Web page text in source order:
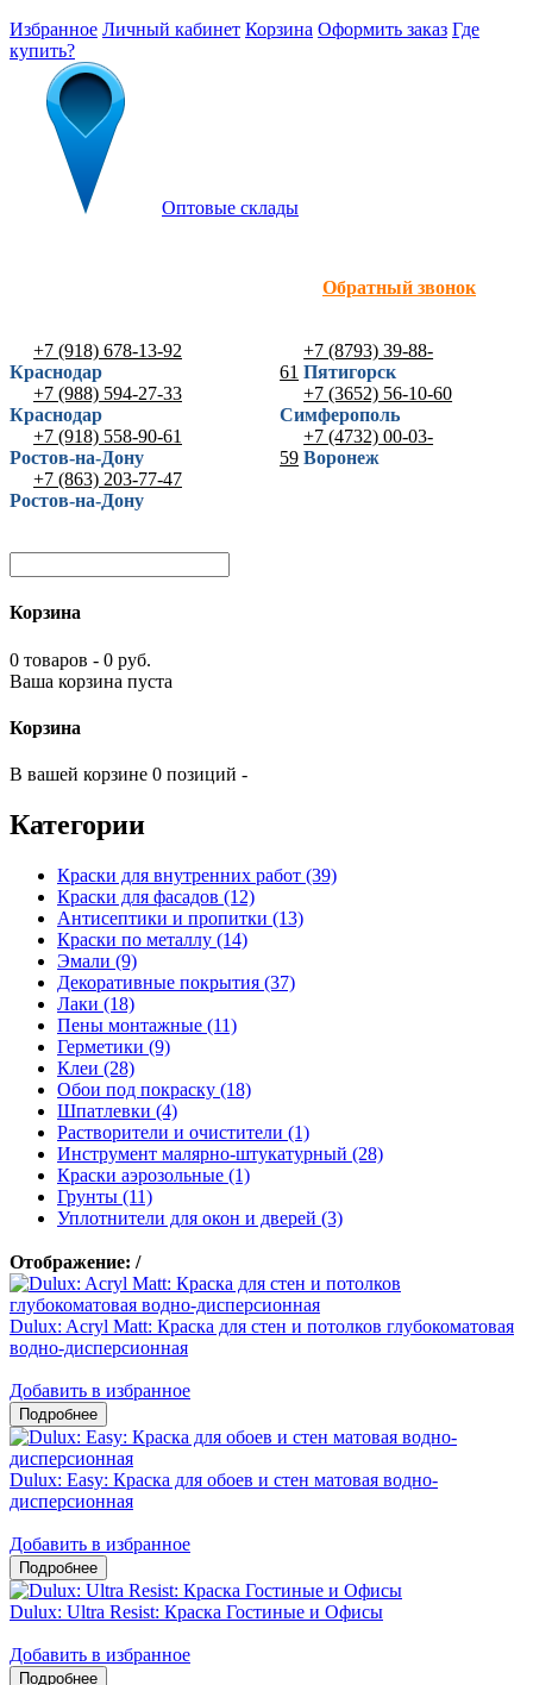
Избранное Личный кабинет Корзина Оформить заказ Где
купить?
Оптовые склады
Обратный звонок
+7 (918) 678-13-92
Краснодар
+7 (988) 594-27-33
Краснодар
+7 (918) 558-90-61
Ростов-на-Дону
+7 (863) 203-77-47
Ростов-на-Дону
+7 (8793) 39-88-
61 Пятигорск
+7 (3652) 56-10-60
Симферополь
+7 (4732) 00-03-
59 Воронеж
Корзина
0 товаров - 0 руб.
Ваша корзина пуста
Корзина
В вашей корзине 0 позиций -
Категории
Краски для внутренних работ (39)
Краски для фасадов (12)
Антисептики и пропитки (13)
Краски по металлу (14)
Эмали (9)
Декоративные покрытия (37)
Лаки (18)
Пены монтажные (11)
Герметики (9)
Клеи (28)
Обои под покраску (18)
Шпатлевки (4)
Растворители и очистители (1)
Инструмент малярно-штукатурный (28)
Краски аэрозольные (1)
Грунты (11)
Уплотнители для окон и дверей (3)
Отображение: /
Dulux: Acryl Matt: Краска для стен и потолков глубокоматовая
водно-дисперсионная
Добавить в избранное
Dulux: Easy: Краска для обоев и стен матовая водно-
дисперсионная
Добавить в избранное
Dulux: Ultra Resist: Краска Гостиные и Офисы
Добавить в избранное